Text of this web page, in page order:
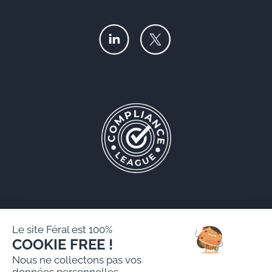
Mentions légales
Le site Féral est 100%
COOKIE FREE !
Nous ne collectons pas vos